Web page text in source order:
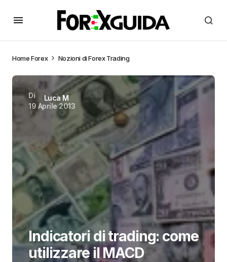
HomeForex Nozioni di Forex Trading
Di
Luca M
19 Aprile 2013
Indicatori di trading: come
utilizzare il MACD